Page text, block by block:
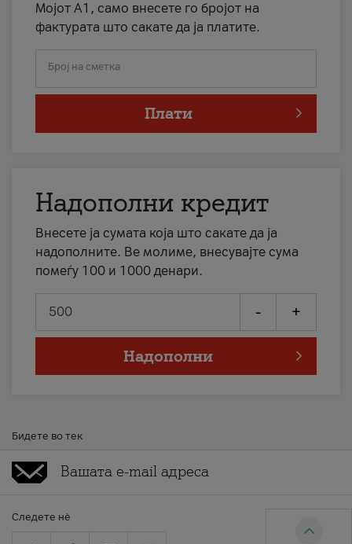
Мојот А1, само внесете го бројот на
фактурата што сакате да ја платите.
Број на сметка
Плати
Надополни кредит
Внесете ја сумата која што сакате да ја
надополните. Ве молиме, внесувајте сума
помеѓу 100 и 1000 денари.
- +
Надополни
Бидете во тек
Следете нè